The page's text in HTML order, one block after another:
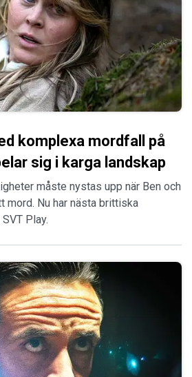
komplexa mordfall på
sig i karga landskap
måste nystas upp när Ben och
mord. Nu har nästa brittiska
Play.